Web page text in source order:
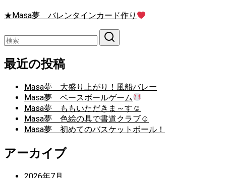
★Masa夢 バレンタインカード作り
最近の投稿
Masa夢 大盛り上がり！風船バレー
Masa夢 ベースボールゲーム
Masa夢 ももいただきま～す☺
Masa夢 色絵の具で書道クラブ☺
Masa夢 初めてのバスケットボール！
アーカイブ
2026年7月